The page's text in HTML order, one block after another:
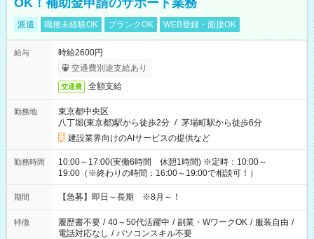
OK！補助金申請のサポート業務
派遣 職種未経験OK ブランクOK WEB登録・面接OK
給与
時給2600円
交通費別途支給あり
交通費 全額支給
勤務地
東京都中央区
八丁堀(東京都)駅から徒歩2分 / 茅場町駅から徒歩6分
建設業界向けのAIサービスの提供など
勤務時間
10:00～17:00(実働6時間 休憩1時間) ※定時：10:00～
19:00（※終わりの時間：16:00～19:00で相談可！）
期間 【急募】即日～長期 ※8月～！
特徴 履歴書不要 / 40～50代活躍中 / 副業・WワークOK / 服装自由 /
電話対応なし / パソコンスキル不要